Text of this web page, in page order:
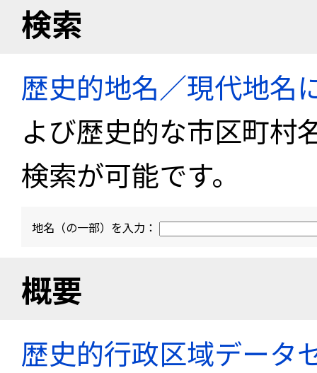
検索
歴史的地名／現代地名
よび歴史的な市区町村
検索が可能です。
地名（の一部）を入力：
概要
歴史的行政区域データ